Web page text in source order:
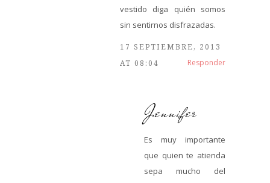
vestido diga quién somos
sin sentirnos disfrazadas.
17 SEPTIEMBRE, 2013
AT 08:04
Responder
Jennifer
Es muy importante
que quien te atienda
sepa mucho del